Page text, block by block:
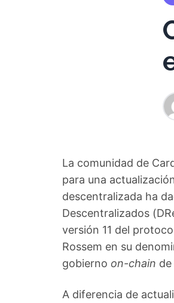
La comunidad de
para una
descentralizada ha
Descentralizados
versión 11 del
Rossem en su
gobierno on-chain
A diferencia de